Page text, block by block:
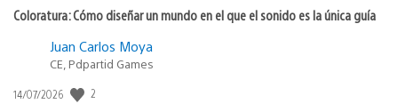
Coloratura: Cómo diseñar un mundo en el que el sonido es la única guía
Juan Carlos Moya
CE, Pdpartid Games
Fecha
14/07/2026 2